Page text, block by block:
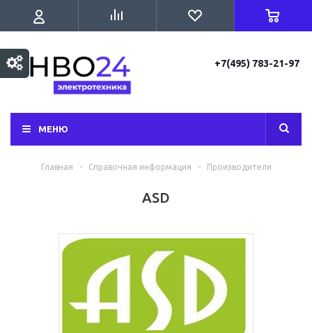
+7(495) 783-21-97
МЕНЮ
Главная - Справочная информация - Производители
ASD